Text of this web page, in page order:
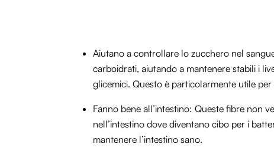
Aiutano a controllare lo zucchero nel
carboidrati, aiutando a mantenere stabili i
glicemici. Questo è particolarmente utile
Fanno bene all’intestino: Queste fibre non
nell’intestino dove diventano cibo per i
mantenere l’intestino sano.